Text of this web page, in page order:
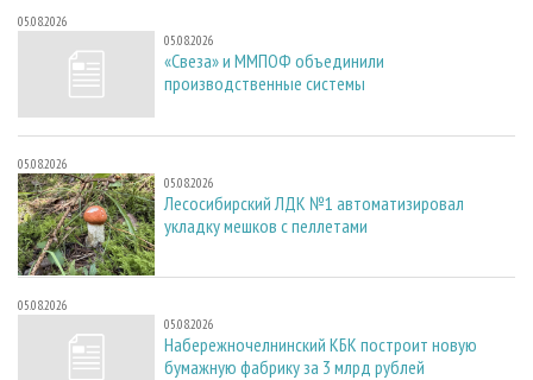
05.08.2026
05.08.2026
«Свеза» и ММПОФ объединили
производственные системы
05.08.2026
05.08.2026
Лесосибирский ЛДК №1 автоматизировал
укладку мешков с пеллетами
05.08.2026
05.08.2026
Набережночелнинский КБК построит новую
бумажную фабрику за 3 млрд рублей